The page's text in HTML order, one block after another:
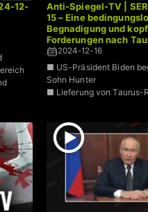
12-
Anti-Spiegel-TV |
15 – Eine
Begnadigung und
Forderungen nach
2024-12-16
■ US-Präsident Biden
Sohn Hunter
■ Lieferung von Taurus-